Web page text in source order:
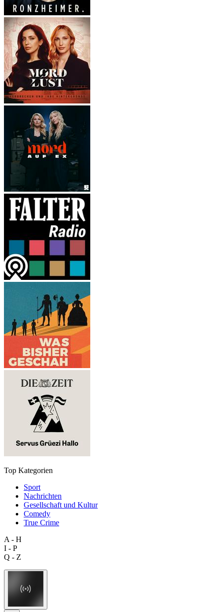
Top Kategorien
Sport
Nachrichten
Gesellschaft und Kultur
Comedy
True Crime
A - H
I - P
Q - Z